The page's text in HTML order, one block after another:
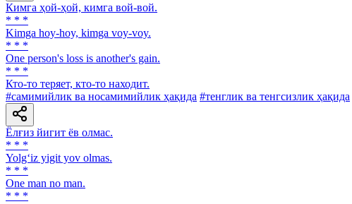
Кимга ҳой-ҳой, кимга вой-вой.
* * *
Kimga hoy-hoy, kimga voy-voy.
* * *
One person's loss is another's gain.
* * *
Кто-то теряет, кто-то находит.
#самимийлик ва носамимийлик ҳақида #тенглик ва тенгсизлик ҳақида
Ёлғиз йигит ёв олмас.
* * *
Yolg‘iz yigit yov olmas.
* * *
One man no man.
* * *